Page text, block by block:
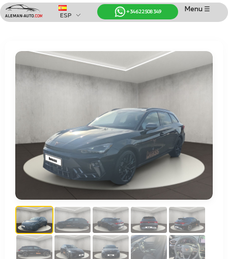
Coches de Alemania
Importación de Coches de Alemania
Menu ☰
+34 622 508 349
ESP